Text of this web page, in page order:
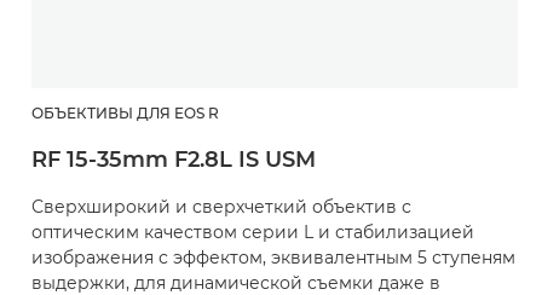
ОБЪЕКТИВЫ ДЛЯ EOS R
RF 15-35mm F2.8L IS USM
Сверхширокий и сверхчеткий объектив с
оптическим качеством серии L и стабилизацией
изображения с эффектом, эквивалентным 5 ступеням
выдержки, для динамической съемки даже в